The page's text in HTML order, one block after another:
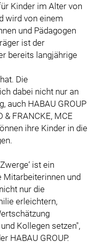
Kinder im Alter von
wird von einem
und Pädagogen
ist der
bereits langjährige
Die
dabei nicht nur an
auch HABAU GROUP
FRANCKE, MCE
ihre Kinder in die
ist ein
und
nur die
erleichtern,
Kollegen setzen",
HABAU GROUP.